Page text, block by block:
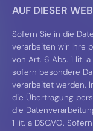
AUF DIESER
Sofern Sie in die
verarbeiten wir Ihre
von Art. 6 Abs. 1 lit. a
sofern besondere
verarbeitet werden.
die Übertragung
die
1 lit. a DSGVO.